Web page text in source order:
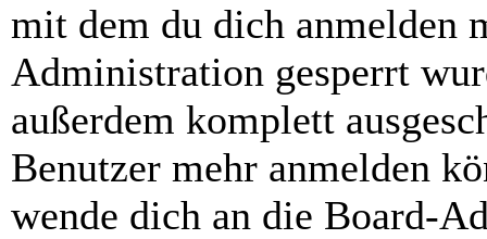
mit dem du dich anmelden
Administration gesperrt
außerdem komplett
Benutzer mehr anmelden
wende dich an die Board-